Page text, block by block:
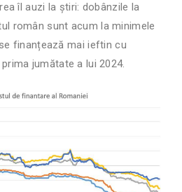
îl auzi la știri: dobânzile la
român sunt acum la minimele
finanțează mai ieftin cu
jumătate a lui 2024.